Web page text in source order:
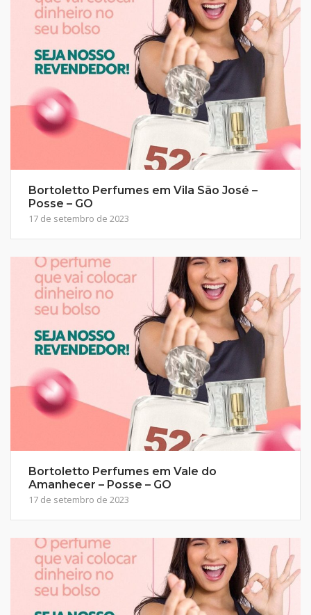
Bortoletto Perfumes em Vila São José –
Posse – GO
17 de setembro de 2023
Bortoletto Perfumes em Vale do
Amanhecer – Posse – GO
17 de setembro de 2023